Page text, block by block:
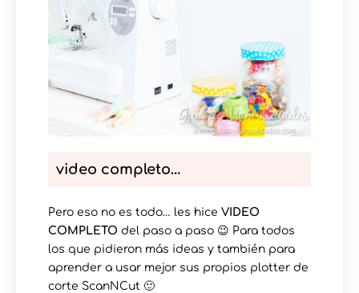
video completo…
Pero eso no es todo… les hice VIDEO
COMPLETO del paso a paso 😉 Para todos
los que pidieron más ideas y también para
aprender a usar mejor sus propios plotter de
corte ScanNCut 🙂